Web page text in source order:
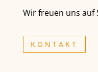
Wir freuen uns auf
KONTAKT